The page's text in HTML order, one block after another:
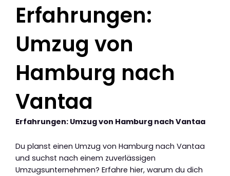
Erfahrungen:
Umzug von
Hamburg nach
Vantaa
Erfahrungen: Umzug von Hamburg nach Vantaa
Du planst einen Umzug von Hamburg nach Vantaa
und suchst nach einem zuverlässigen
Umzugsunternehmen? Erfahre hier, warum du dich